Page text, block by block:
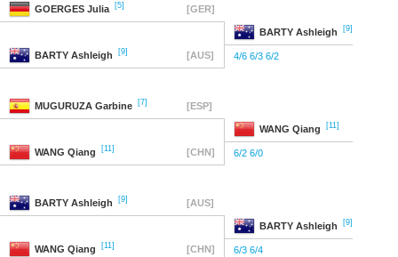
GOERGES Julia [5] [GER]
BARTY Ashleigh [9]
BARTY Ashleigh [9] [AUS] 4/6 6/3 6/2
MUGURUZA Garbine [7] [ESP]
WANG Qiang [11]
WANG Qiang [11] [CHN] 6/2 6/0
BARTY Ashleigh [9] [AUS]
BARTY Ashleigh [9]
WANG Qiang [11] [CHN] 6/3 6/4